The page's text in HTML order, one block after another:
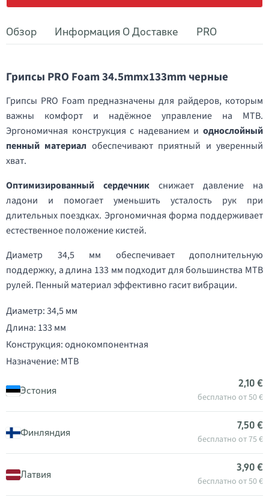
Обзор Информация О Доставке PRO
Грипсы PRO Foam 34.5mmx133mm черные
Грипсы PRO Foam предназначены для райдеров, которым
важны комфорт и надёжное управление на MTB.
Эргономичная конструкция с надеванием и однослойный
пенный материал обеспечивают приятный и уверенный
хват.
Оптимизированный сердечник снижает давление на
ладони и помогает уменьшить усталость рук при
длительных поездках. Эргономичная форма поддерживает
естественное положение кистей.
Диаметр 34,5 мм обеспечивает дополнительную
поддержку, а длина 133 мм подходит для большинства MTB
рулей. Пенный материал эффективно гасит вибрации.
Диаметр: 34,5 мм
Длина: 133 мм
Конструкция: однокомпонентная
Назначение: MTB
Эстония
2,10 €
бесплатно от 50 €
Финляндия
7,50 €
бесплатно от 75 €
Латвия
3,90 €
бесплатно от 50 €